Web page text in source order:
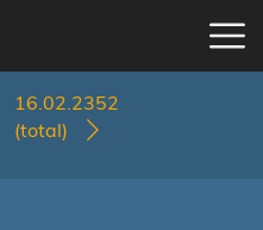
16.02.2352
(total)